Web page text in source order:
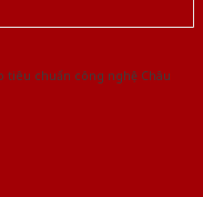
chuẩn công nghệ Châu
đầu tại Việt Nam!